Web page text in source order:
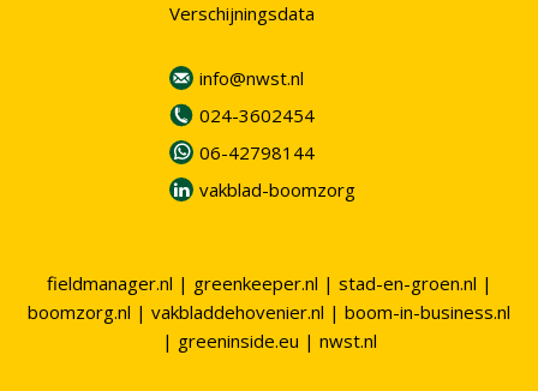
Verschijningsdata
info@nwst.nl
024-3602454
06-42798144
vakblad-boomzorg
fieldmanager.nl | greenkeeper.nl | stad-en-groen.nl |
boomzorg.nl | vakbladdehovenier.nl | boom-in-business.nl
| greeninside.eu | nwst.nl